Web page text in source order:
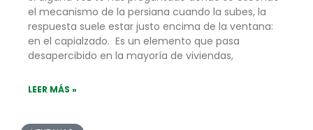
el mecanismo de la persiana cuando la subes, la
respuesta suele estar justo encima de la ventana:
en el capialzado. Es un elemento que pasa
desapercibido en la mayoría de viviendas,
LEER MÁS »